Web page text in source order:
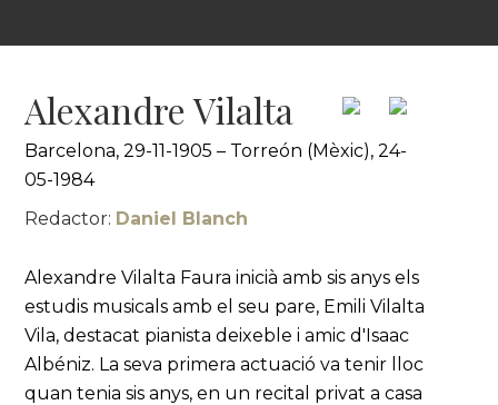
Alexandre Vilalta
Barcelona, 29-11-1905 – Torreón (Mèxic), 24-
05-1984
Redactor: Daniel Blanch
Alexandre Vilalta Faura inicià amb sis anys els
estudis musicals amb el seu pare, Emili Vilalta
Vila, destacat pianista deixeble i amic d'Isaac
Albéniz. La seva primera actuació va tenir lloc
quan tenia sis anys, en un recital privat a casa